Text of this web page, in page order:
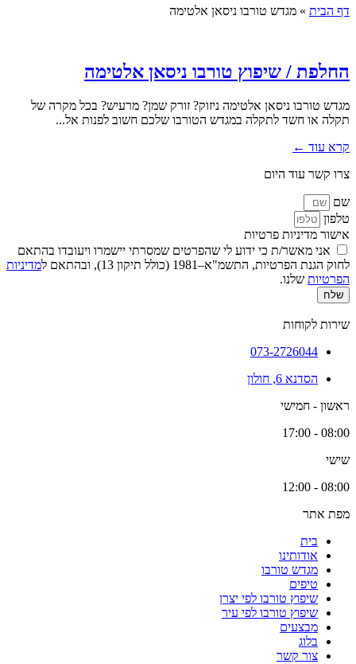
דף הבית » מגדש טורבו ניסאן אלטימה
החלפת / שיפוץ טורבו ניסאן אלטימה
מגדש טורבו ניסאן אלטימה ניזוק? זורק שמן? מרעיש? בכל מקרה של
תקלה או חשד לתקלה במגדש הטורבו שלכם חשוב לפנות אל...
קרא עוד ←
צרו קשר עוד היום
שם
טלפון
אישור מדיניות פרטיות
אני מאשר/ת כי ידוע לי שהפרטים שמסרתי יישמרו ויעובדו בהתאם
לחוק הגנת הפרטיות, התשמ"א–1981 (כולל תיקון 13), ובהתאם ל
מדיניות
הפרטיות שלנו.
שלח
שירות לקוחות
073-2726044
הסדנא 6, חולון
ראשון - חמישי
08:00 - 17:00
שישי
08:00 - 12:00
מפת אתר
בית
אודותינו
מגדש טורבו
טיפים
שיפוץ טורבו לפי יצרן
שיפוץ טורבו לפי עיר
מבצעים
בלוג
צור קשר